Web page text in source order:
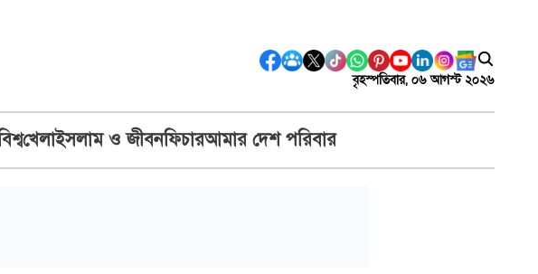
বৃহস্পতিবার, ০৬ আগস্ট ২০২৬
খেলাইসলাম ও জীবনফিচারআমার দেশ পরিবার